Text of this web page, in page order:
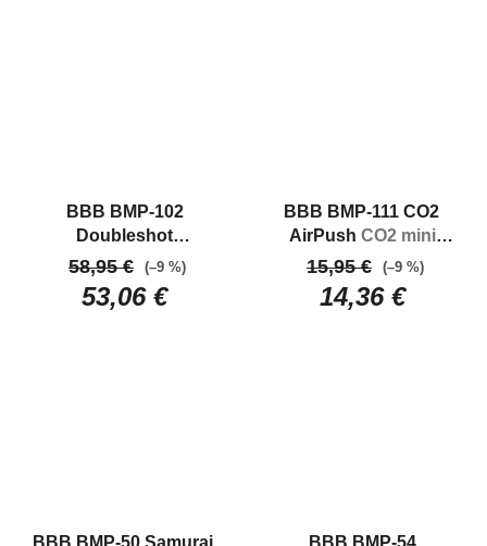
BBB BMP-102
Doubleshot
Kompaktná mini
pumpa na bicykel
53,06 €
58,95 € (–9 %)
BBB BMP-111 CO2
AirPush CO2 mini
pumpa
14,36 €
15,95 € (–9 %)
BBB BMP-50 Samurai,
BBB BMP-54